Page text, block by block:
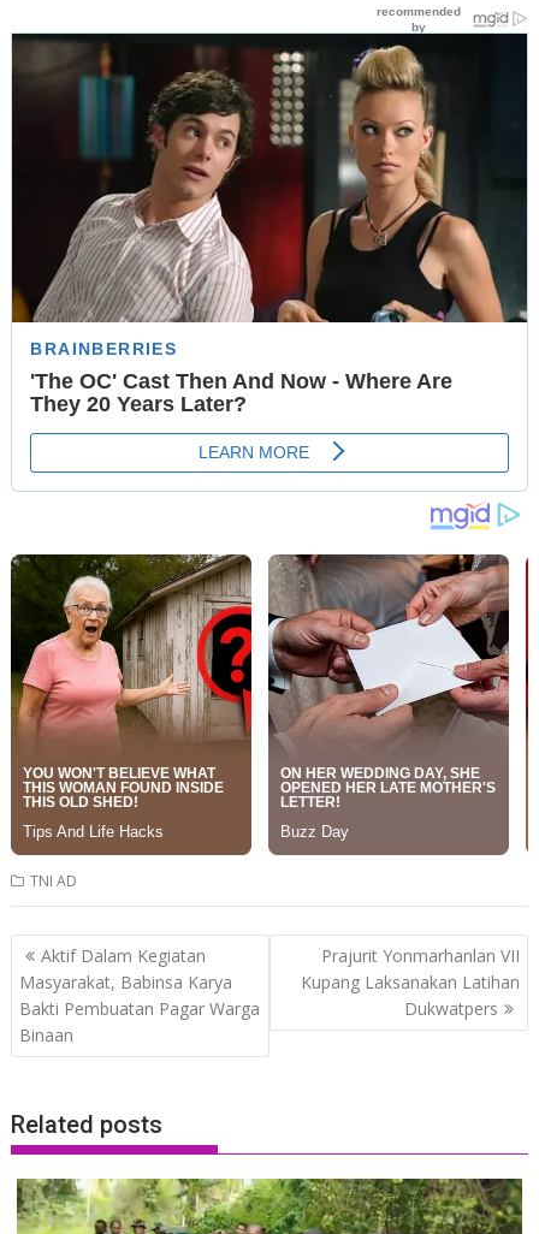
TNI AD
Post
navigation
Aktif Dalam Kegiatan
Masyarakat, Babinsa Karya
Bakti Pembuatan Pagar Warga
Binaan
Prajurit Yonmarhanlan VII
Kupang Laksanakan Latihan
Dukwatpers
Related posts